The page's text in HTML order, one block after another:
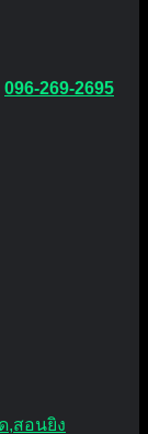
096-269-2695